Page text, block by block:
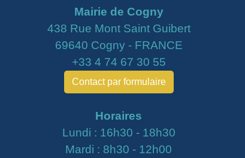
Mairie de Cogny
438 Rue Mont Saint Guibert
69640 Cogny - FRANCE
+33 4 74 67 30 55
Contact par formulaire
Horaires
Lundi : 16h30 - 18h30
Mardi : 8h30 - 12h00